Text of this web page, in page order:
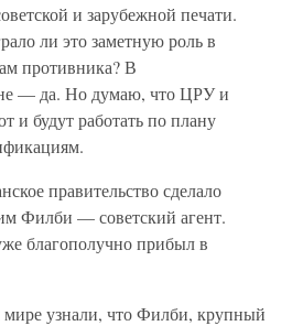
и зарубежной печати.
ли это заметную роль в
противника? В
— да. Но думаю, что ЦРУ и
и будут работать по плану
правительство сделало
Филби — советский агент.
благополучно прибыл в
узнали, что Филби, крупный